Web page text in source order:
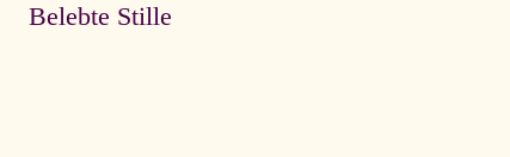
Belebte Stille